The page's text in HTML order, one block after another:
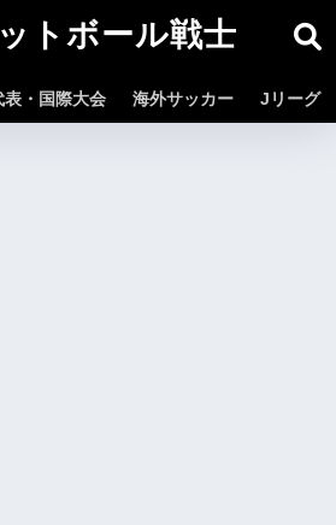
トボール戦士
表・国際大会 海外サッカー Jリーグ